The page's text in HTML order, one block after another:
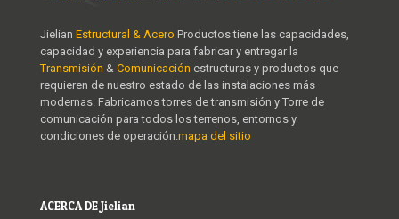
Jielian Estructural & Acero Productos tiene las capacidades,
capacidad y experiencia para fabricar y entregar la
Transmisión & Comunicación estructuras y productos que
requieren de nuestro estado de las instalaciones más
modernas. Fabricamos torres de transmisión y Torre de
comunicación para todos los terrenos, entornos y
condiciones de operación.mapa del sitio
ACERCA DE Jielian